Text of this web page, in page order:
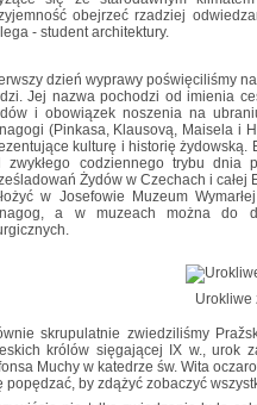
obejrzeć rzadziej
- student architektury.
dzień wyprawy poświęciliśmy
Jej nazwa pochodzi od imienia
i obowiązek noszenia na
(Pinkasa, Klausovą, Maisela i
kulturę i historię żydowską.
zwykłego codziennego trybu dnia
Żydów w Czechach i
w Josefowie Muzeum
a w muzeach można do
Urokliwe
skrupulatnie zwiedziliśmy
królów sięgającej IX w., urok
Muchy w katedrze św. Wita
popędzać, by zdążyć zobaczyć